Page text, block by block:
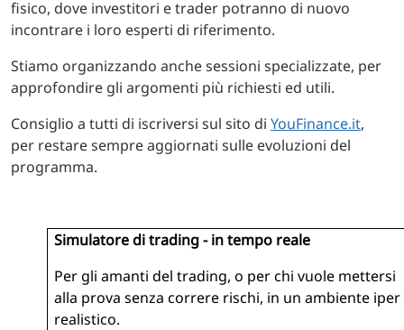
fisico, dove investitori e trader potranno di nuovo
incontrare i loro esperti di riferimento.
Stiamo organizzando anche sessioni specializzate, per
approfondire gli argomenti più richiesti ed utili.
Consiglio a tutti di iscriversi sul sito di YouFinance.it,
per restare sempre aggiornati sulle evoluzioni del
programma.
Simulatore di trading - in tempo reale
Per gli amanti del trading, o per chi vuole mettersi
alla prova senza correre rischi, in un ambiente iper
realistico.